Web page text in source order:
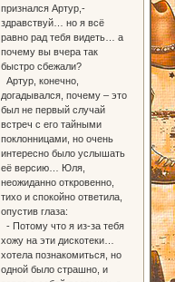
признался Артур,-
здравствуй… но я всё
равно рад тебя видеть… а
почему вы вчера так
быстро сбежали?
Артур, конечно,
догадывался, почему – это
был не первый случай
встреч с его тайными
поклонницами, но очень
интересно было услышать
её версию… Юля,
неожиданно откровенно,
тихо и спокойно ответила,
опустив глаза:
- Потому что я из-за тебя
хожу на эти дискотеки…
хотела познакомиться, но
одной было страшно, и